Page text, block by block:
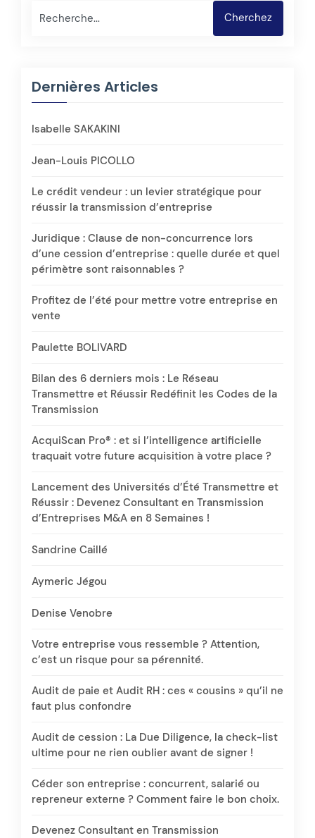
Rechercher Cherchez
Dernières Articles
Isabelle SAKAKINI
Jean-Louis PICOLLO
Le crédit vendeur : un levier stratégique pour
réussir la transmission d’entreprise
Juridique : Clause de non-concurrence lors
d’une cession d’entreprise : quelle durée et quel
périmètre sont raisonnables ?
Profitez de l’été pour mettre votre entreprise en
vente
Paulette BOLIVARD
Bilan des 6 derniers mois : Le Réseau
Transmettre et Réussir Redéfinit les Codes de la
Transmission
AcquiScan Pro® : et si l’intelligence artificielle
traquait votre future acquisition à votre place ?
Lancement des Universités d’Été Transmettre et
Réussir : Devenez Consultant en Transmission
d’Entreprises M&A en 8 Semaines !
Sandrine Caillé
Aymeric Jégou
Denise Venobre
Votre entreprise vous ressemble ? Attention,
c’est un risque pour sa pérennité.
Audit de paie et Audit RH : ces « cousins » qu’il ne
faut plus confondre
Audit de cession : La Due Diligence, la check-list
ultime pour ne rien oublier avant de signer !
Céder son entreprise : concurrent, salarié ou
repreneur externe ? Comment faire le bon choix.
Devenez Consultant en Transmission